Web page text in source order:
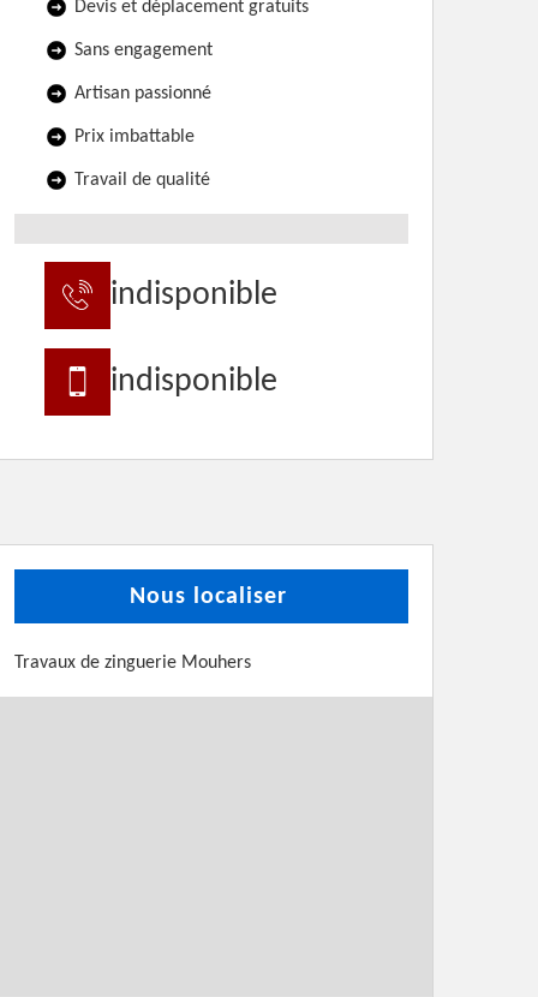
Devis et déplacement gratuits
Sans engagement
Artisan passionné
Prix imbattable
Travail de qualité
indisponible
indisponible
Nous localiser
Travaux de zinguerie Mouhers